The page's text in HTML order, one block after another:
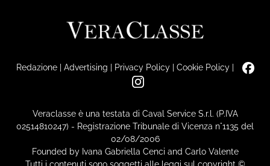
Redazione| Advertising | Privacy Policy| Cookie Policy|
Veraclasse è una testata di Caval Service S.r.l. (P.IVA
02514810247) - Registrazione Tribunale di Vicenza n°1135 del
02/08/2006
Founded by Ivana Gabriella Cenci and Carlo Valente
Tutti i contenuti sono soggetti alle leggi sul copyright ©